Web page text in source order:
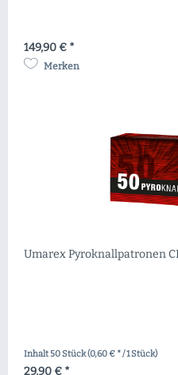
149,90 € *
Merken
Umarex Pyroknallpatronen
Inhalt50 Stück(0,60 € * / 1 Stück)
29,90 € *